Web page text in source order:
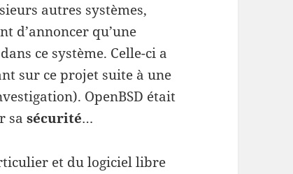
autres systèmes,
d’annoncer qu’une
ce système. Celle-ci a
sur ce projet suite à une
OpenBSD était
sasécurité…
et du logiciel libre